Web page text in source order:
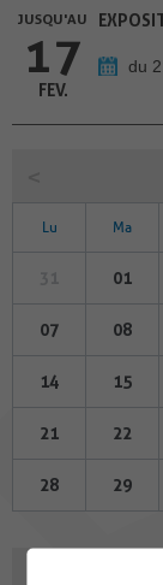
JUSQU'AU
17
FEV.
du
Lu Ma
01
07 08
14 15
21 22
28 29